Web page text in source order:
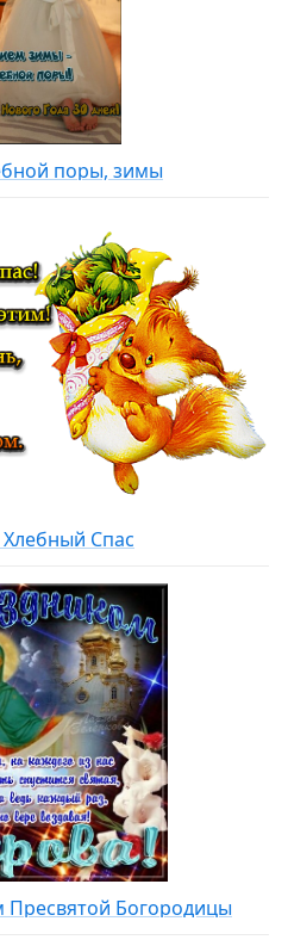
поры, зимы
Спас
Богородицы